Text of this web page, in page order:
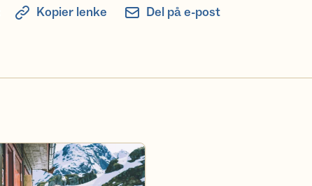
Kopier lenke Del på e-post